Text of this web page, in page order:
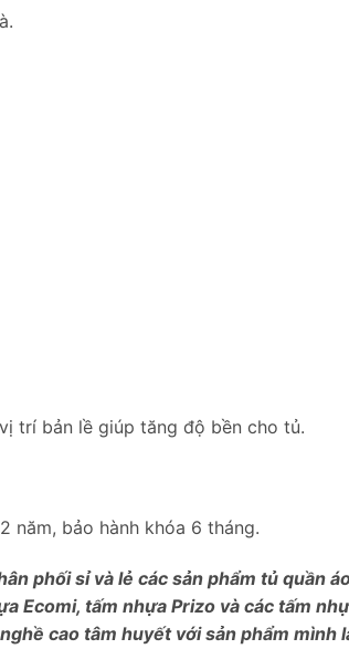
trí bản lề giúp tăng độ bền cho tủ.
năm, bảo hành khóa 6 tháng.
phối sỉ và lẻ các sản phẩm tủ quần
Ecomi, tấm nhựa Prizo và các tấm
cao tâm huyết với sản phẩm mình